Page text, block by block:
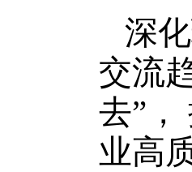
深
交流
去”，
业高